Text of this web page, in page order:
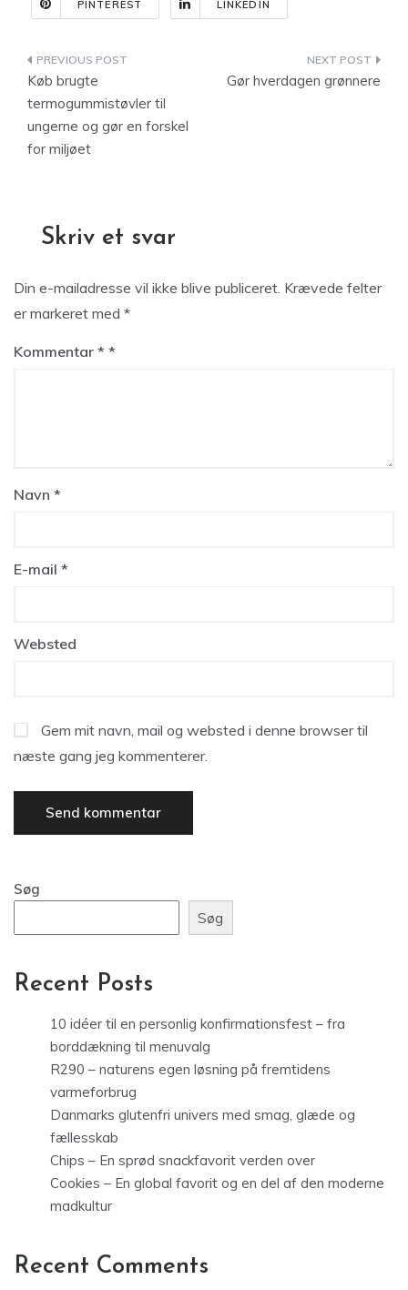
PINTEREST LINKEDIN
Indlægsnavigation
Køb brugte
termogummistøvler til
ungerne og gør en forskel
for miljøet
Gør hverdagen grønnere
Skriv et svar
Din e-mailadresse vil ikke blive publiceret. Krævede felter
er markeret med *
Kommentar *
Navn *
E-mail *
Websted
Gem mit navn, mail og websted i denne browser til
næste gang jeg kommenterer.
Søg
Søg
Recent Posts
10 idéer til en personlig konfirmationsfest – fra
borddækning til menuvalg
R290 – naturens egen løsning på fremtidens
varmeforbrug
Danmarks glutenfri univers med smag, glæde og
fællesskab
Chips – En sprød snackfavorit verden over
Cookies – En global favorit og en del af den moderne
madkultur
Recent Comments